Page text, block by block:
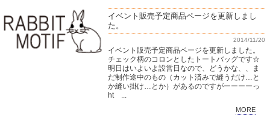
イベント販売予定商品ページを更新しまし
た。
2014/11/20
イベント販売予定商品ページを更新しました。
チェック柄のコロンとしたトートバッグです☆
明日はいよいよ設営日なので、どうかな、、ま
だ制作途中のもの（カット済みで縫うだけ…と
か縫い掛け…とか）があるのですがーーーーっ
ht ...
MORE